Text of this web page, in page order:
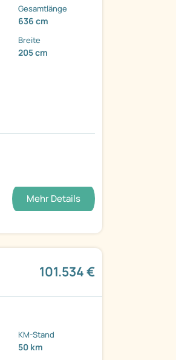
Gesamtlänge
636 cm
Breite
205 cm
Mehr Details
101.534 €
KM-Stand
50 km